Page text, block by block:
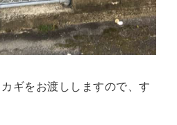
ギをお渡ししますので、す